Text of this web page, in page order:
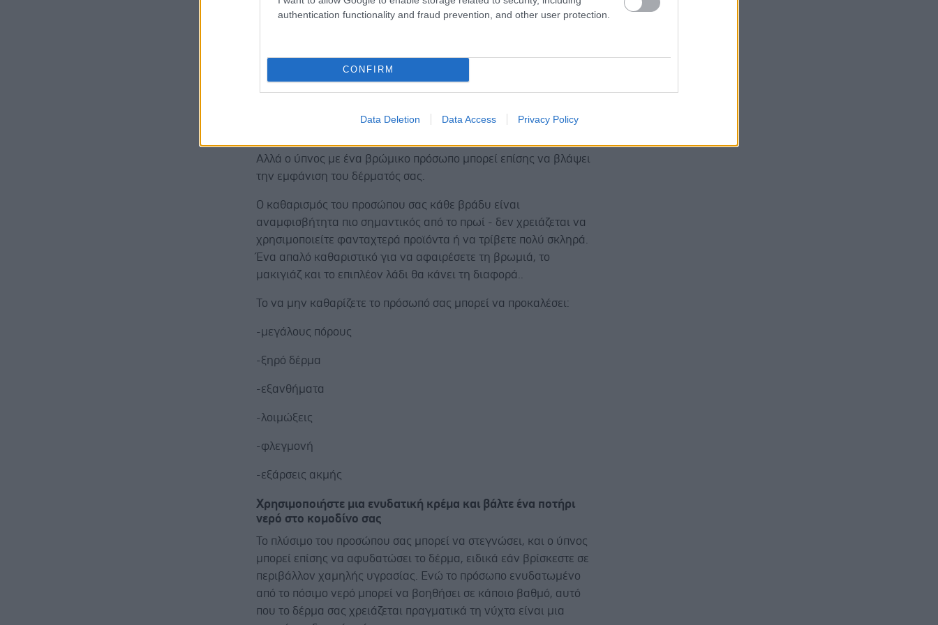
authentication functionality and fraud prevention, and other user protection.
CONFIRM
Data Deletion Data Access Privacy Policy
Μερικές φορές μπορεί να έχετε μια μέρα να μην κοιμηθείτε
Πλύντε το πρόσωπό σας πριν κοιμηθείτε
Έχουμε διαπιστώσει πώς ο ύπνος είναι ένας σίγουρος τρόπος για
να βοηθήσετε την επιδιόρθωση του δέρματός σας: η ροή του
αίματος αυξάνεται, το κολλαγόνο ξαναχτίζεται και οι μύες στο
Αλλά ο ύπνος με ένα βρώμικο πρόσωπο μπορεί επίσης να βλάψει
την εμφάνιση του δέρματός σας.
Ο καθαρισμός του προσώπου σας κάθε βράδυ είναι
αναμφισβήτητα πιο σημαντικός από το πρωί - δεν χρειάζεται να
χρησιμοποιείτε φανταχτερά προϊόντα ή να τρίβετε πολύ σκληρά.
Ένα απαλό καθαριστικό για να αφαιρέσετε τη βρωμιά, το
μακιγιάζ και το επιπλέον λάδι θα κάνει τη διαφορά..
Το να μην καθαρίζετε το πρόσωπό σας μπορεί να προκαλέσει:
-μεγάλους πόρους
-ξηρό δέρμα
-εξανθήματα
-λοιμώξεις
-φλεγμονή
-εξάρσεις ακμής
Χρησιμοποιήστε μια ενυδατική κρέμα και βάλτε ένα ποτήρι
νερό στο κομοδίνο σας
Το πλύσιμο του προσώπου σας μπορεί να στεγνώσει, και ο ύπνος
μπορεί επίσης να αφυδατώσει το δέρμα, ειδικά εάν βρίσκεστε σε
περιβάλλον χαμηλής υγρασίας. Ενώ το πρόσωπο ενυδατωμένο
από το πόσιμο νερό μπορεί να βοηθήσει σε κάποιο βαθμό, αυτό
που το δέρμα σας χρειάζεται πραγματικά τη νύχτα είναι μια